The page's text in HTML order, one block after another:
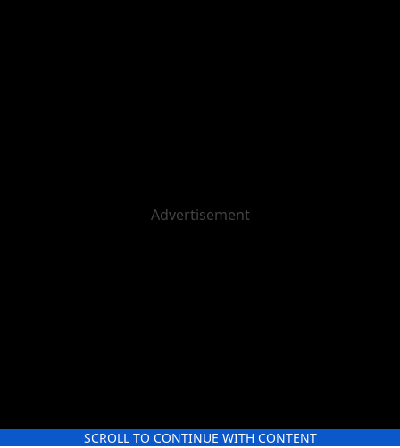
SCROLL TO CONTINUE WITH CONTENT